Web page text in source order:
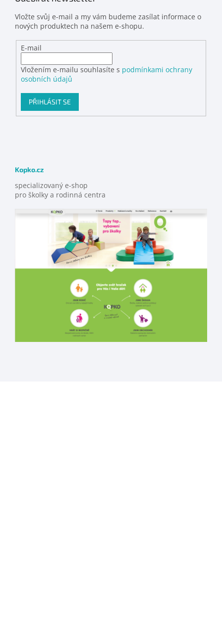
Vložte svůj e-mail a my vám budeme zasílat informace o
nových produktech na našem e-shopu.
E-mail
Vložením e-mailu souhlasíte s podmínkami ochrany
osobních údajů
PŘIHLÁSIT SE
Kopko.cz
specializovaný e-shop
pro školky a rodinná centra